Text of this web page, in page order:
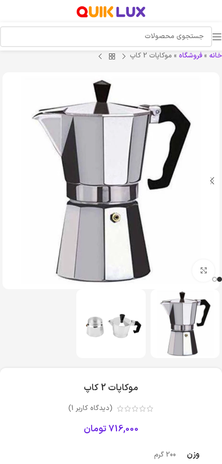
خانه »فروشگاه » موکاپات 2 کاپ
بزرگنمایی تصویر
موکاپات 2 کاپ
(دیدگاه کاربر 1
)
716,000تومان
وزن 200 گرم